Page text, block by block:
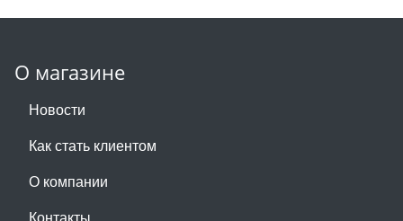
О магазине
Новости
Как стать клиентом
О компании